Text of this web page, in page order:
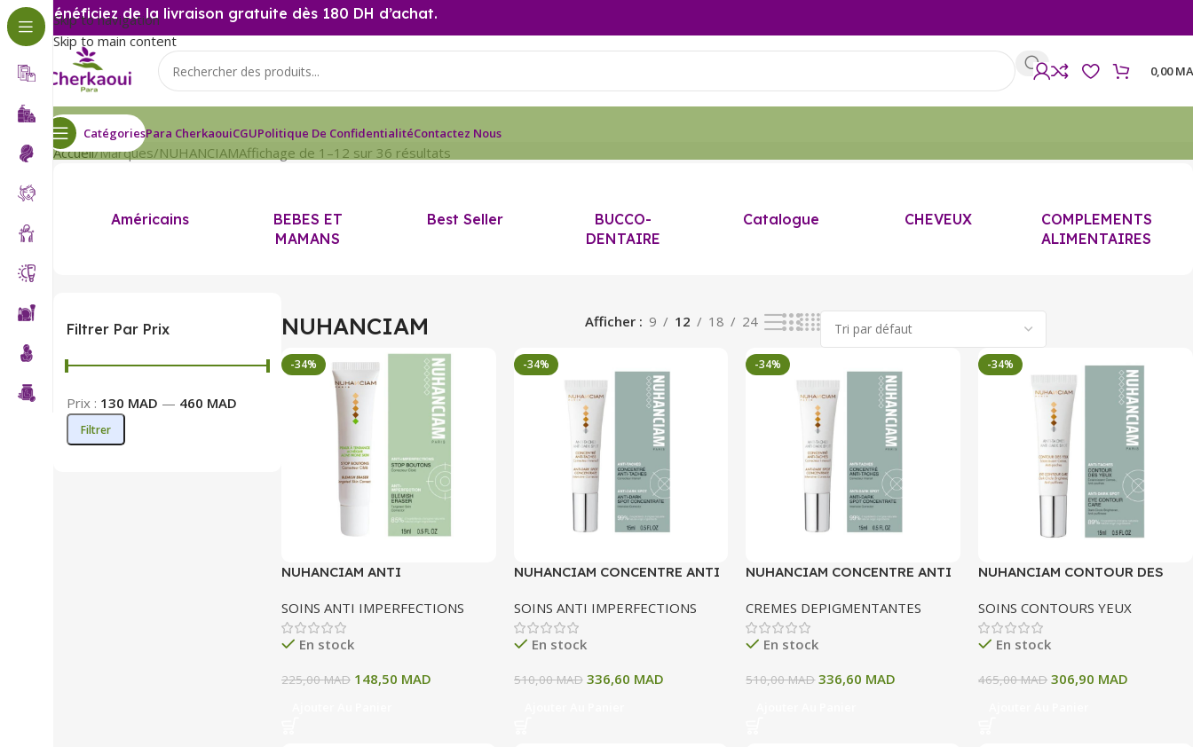
Skip to navigation
Skip to main content
Bénéficiez de la livraison gratuite dès 180 DH d’achat.
0,00
CatégoriesPara CherkaouiCGUPolitique De ConfidentialitéContactez Nous
Accueil Marques NUHANCIAMAffichage de 1–12 sur 36 résultats
Américains
BEBES ET
MAMANS
Best Seller
BUCCO-
DENTAIRE
Catalogue CHEVEUX
COMPLEMENTS
ALIMENTAIRES
Filtrer Par Prix
Filtrer
Prix : 130 MAD — 460 MAD
NUHANCIAM Afficher 9 12 18 24
-34%
NUHANCIAM ANTI
BOUTONS 15ML
SOINS ANTI IMPERFECTIONS
En stock
225,00MAD 148,50 MAD
-34%
NUHANCIAM CONCENTRE ANTI
SOINS ANTI IMPERFECTIONS
En stock
510,00MAD 336,60 MAD
-34%
NUHANCIAM CONCENTRE ANTI
CREMES DEPIGMENTANTES
En stock
510,00MAD 336,60 MAD
-34%
NUHANCIAM CONTOUR DES
SOINS CONTOURS YEUX
En stock
465,00MAD 306,90 MAD